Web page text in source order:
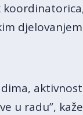
u radu”,